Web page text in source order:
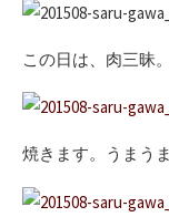
この日は、肉三昧
焼きます。うまう